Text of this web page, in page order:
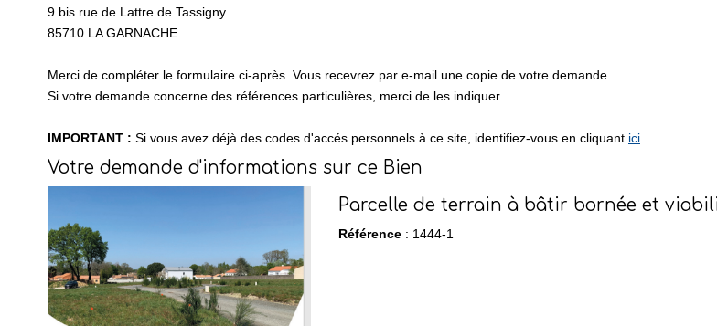
9 bis rue de Lattre de Tassigny
85710 LA GARNACHE
Merci de compléter le formulaire ci-après. Vous recevrez par e-mail une copie de votre demande.
Si votre demande concerne des références particulières, merci de les indiquer.
IMPORTANT : Si vous avez déjà des codes d'accés personnels à ce site, identifiez-vous en cliquant ici
Votre demande d'informations sur ce Bien
Parcelle de terrain à bâtir bornée et
Référence: 1444-1